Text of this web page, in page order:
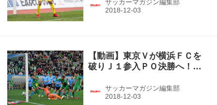
０鹿児島）
サッカーマガジン編集部
【動画】東京Ｖが横浜ＦＣを
破りＪ１参入ＰＯ決勝へ！
的弾！（J1参入PO・横浜FC０
－１東京V）
サッカーマガジン編集部